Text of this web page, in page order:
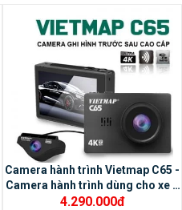
Camera hành trình Vietmap C65 -
Camera hành trình dùng cho xe ô
tô
4.290.000đ